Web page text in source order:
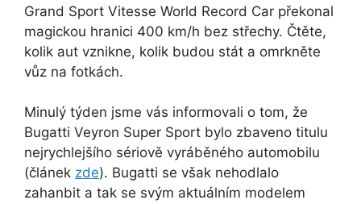
Grand Sport Vitesse World Record Car překonal
magickou hranici 400 km/h bez střechy. Čtěte,
kolik aut vznikne, kolik budou stát a omrkněte
vůz na fotkách.
Minulý týden jsme vás informovali o tom, že
Bugatti Veyron Super Sport bylo zbaveno titulu
nejrychlejšího sériově vyráběného automobilu
(článek zde). Bugatti se však nehodlalo
zahanbit a tak se svým aktuálním modelem